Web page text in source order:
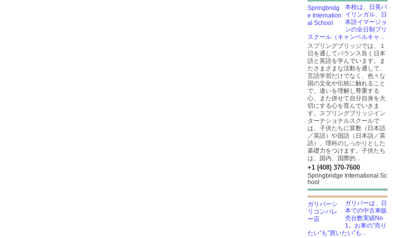
本校は、日英バ
イリンガル、日
本語イマージョ
ンの全日制プリ
スクール（キャンベルキャ...
スプリングブリッジでは、１
日を通してバランス良く日本
語と英語を学んでいます。ま
たさまざまな活動を通して、
言語学習だけでなく、色々な
国の文化や伝統に触れること
で、違いを理解し尊重する
心、また併せて自分自身を大
切にする心を育んでいきま
す。スプリングブリッジイン
ターナショナルスクールで
は、子供たちに算数（日本語
／英語）や国語（日本語／英
語）、理科のしっかりとした
基礎力をつけます。子供たち
は、国内、国際的...
+1 (408) 370-7600
Springbridge International Sc
hool
ガリバーは、日
本での中古車販
売台数実績No
1。お車の”売り
たい”も”買いたい”も...